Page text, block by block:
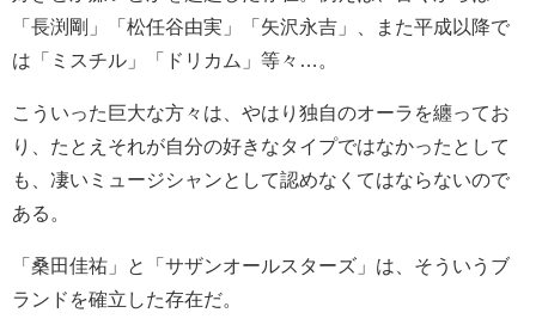
「長渕剛」「松任谷由実」「矢沢永吉」、また平成以降で
は「ミスチル」「ドリカム」等々…。
こういった巨大な方々は、やはり独自のオーラを纏ってお
り、たとえそれが自分の好きなタイプではなかったとして
も、凄いミュージシャンとして認めなくてはならないので
ある。
「桑田佳祐」と「サザンオールスターズ」は、そういうブ
ランドを確立した存在だ。